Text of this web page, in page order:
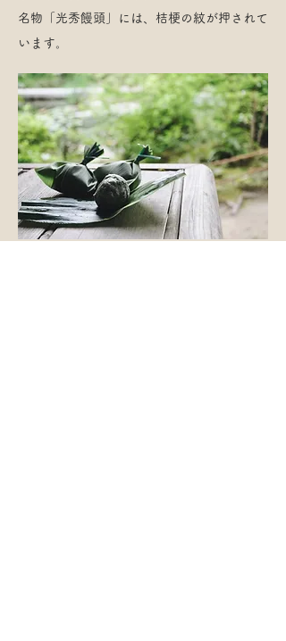
名物「光秀饅頭」には、桔梗の紋が押されて
います。